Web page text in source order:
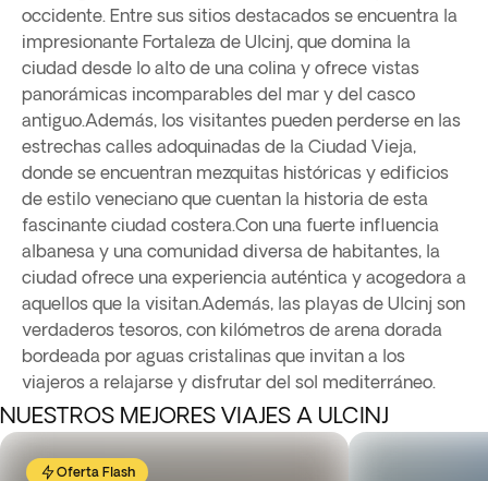
occidente. Entre sus sitios destacados se encuentra la
impresionante Fortaleza de Ulcinj, que domina la
ciudad desde lo alto de una colina y ofrece vistas
panorámicas incomparables del mar y del casco
antiguo.Además, los visitantes pueden perderse en las
estrechas calles adoquinadas de la Ciudad Vieja,
donde se encuentran mezquitas históricas y edificios
de estilo veneciano que cuentan la historia de esta
fascinante ciudad costera.Con una fuerte influencia
albanesa y una comunidad diversa de habitantes, la
ciudad ofrece una experiencia auténtica y acogedora a
aquellos que la visitan.Además, las playas de Ulcinj son
verdaderos tesoros, con kilómetros de arena dorada
bordeada por aguas cristalinas que invitan a los
viajeros a relajarse y disfrutar del sol mediterráneo.
NUESTROS MEJORES VIAJES A ULCINJ
Oferta Flash